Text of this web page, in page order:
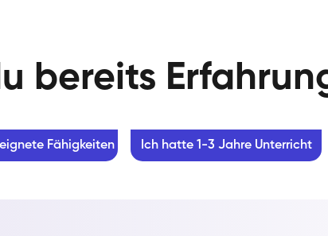
bereits
Fähigkeiten Ich hatte 1-3 Jahre Unterricht